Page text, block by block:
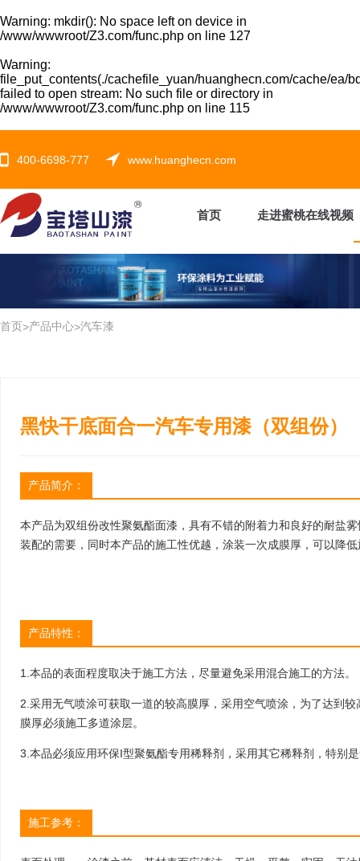
Warning: mkdir(): No space left on device in
/www/wwwroot/Z3.com/func.php on line 127
Warning:
file_put_contents(./cachefile_yuan/huanghecn.com/cache/ea/
failed to open stream: No such file or directory in
/www/wwwroot/Z3.com/func.php on line 115
400-6698-777 www.huanghecn.com
首页 走进蜜桃在线视频
首页>产品中心>汽车漆
黑快干底面合一汽车专用漆（双组份）
产品简介：
本产品为双组份改性聚氨酯面漆，具有不错的附着力和良好的耐盐
装配的需要，同时本产品的施工性优越，涂装一次成膜厚，可以降
产品特性：
1.本品的表面程度取决于施工方法，尽量避免采用混合施工的方法。
2.采用无气喷涂可获取一道的较高膜厚，采用空气喷涂，为了达到
膜厚必须施工多道涂层。
3.本品必须应用环保I型聚氨酯专用稀释剂，采用其它稀释剂，特别
施工参考：